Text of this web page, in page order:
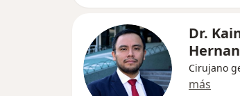
Dr.
Cirujano
más